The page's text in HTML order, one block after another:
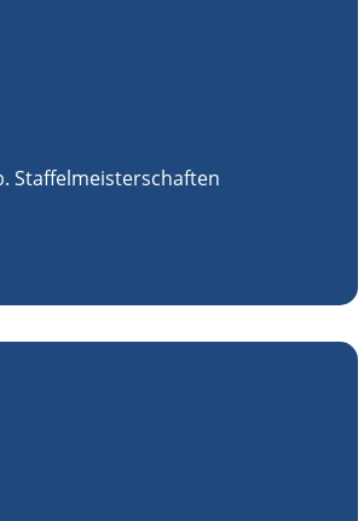
Staffelmeisterschaften